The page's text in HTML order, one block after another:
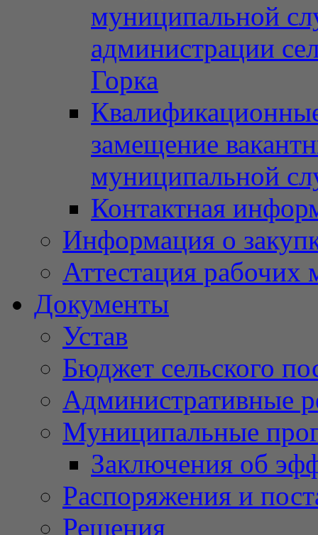
муниципальной
администрации
Горка
замещение
муниципальной
Контактная
Информация о
Аттестация рабочих
Документы
Устав
Бюджет сельского
Административные
Муниципальные
Заключения об
Распоряжения и
Решения